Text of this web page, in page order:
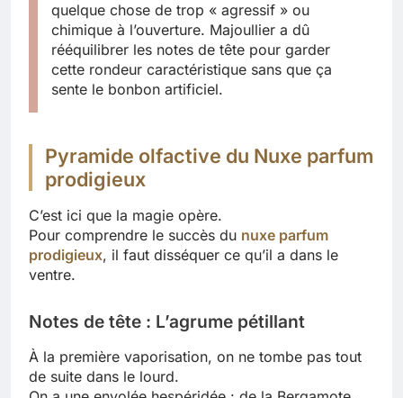
quelque chose de trop « agressif » ou
chimique à l’ouverture. Majoullier a dû
rééquilibrer les notes de tête pour garder
cette rondeur caractéristique sans que ça
sente le bonbon artificiel.
Pyramide olfactive du Nuxe parfum
prodigieux
C’est ici que la magie opère.
Pour comprendre le succès du nuxe parfum
prodigieux, il faut disséquer ce qu’il a dans le
ventre.
Notes de tête : L’agrume pétillant
À la première vaporisation, on ne tombe pas tout
de suite dans le lourd.